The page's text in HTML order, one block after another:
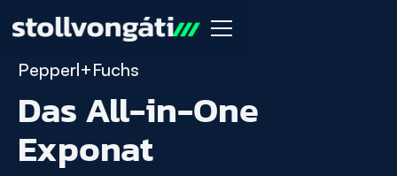
Pepperl+Fuchs
Das All-in-One
Exponat